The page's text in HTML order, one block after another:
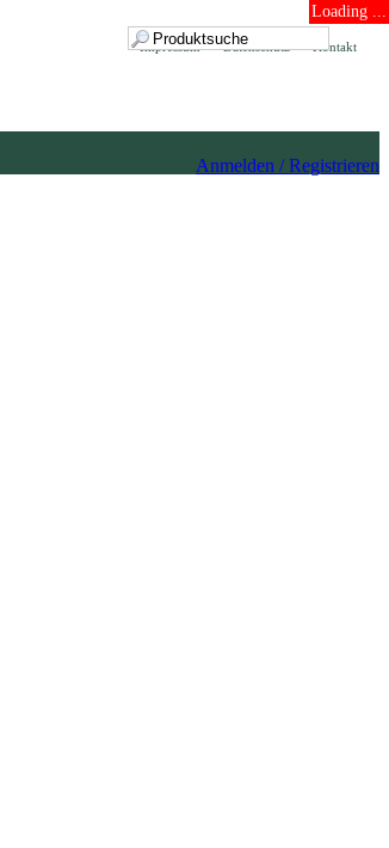
Loading ...
Kontakt
Datenschutz
Impressum
Anmelden / Registrieren